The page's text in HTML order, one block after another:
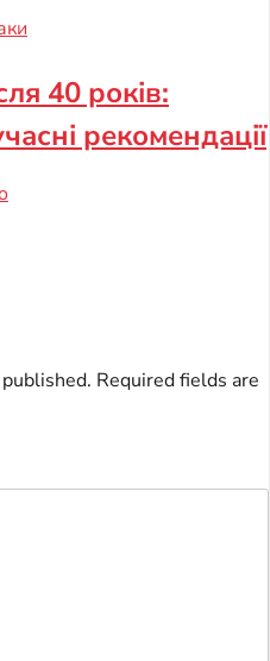
40 років:
рекомендації
Required fields are